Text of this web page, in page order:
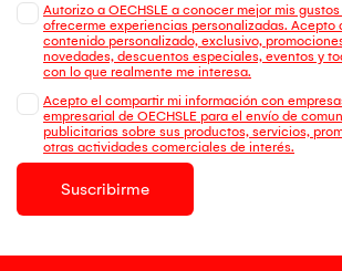
Autorizo a OECHSLE a conocer mejor mis
ofrecerme experiencias personalizadas. Acepto
contenido personalizado, exclusivo,
novedades, descuentos especiales, eventos y
con lo que realmente me interesa.
Acepto el compartir mi información con
empresarial de OECHSLE para el envío de
publicitarias sobre sus productos, servicios,
otras actividades comerciales de interés.
Suscribirme